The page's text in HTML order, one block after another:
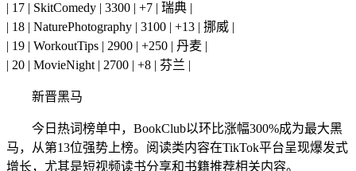
| 17 | SkitComedy | 3300 | +7 | 瑞典 |
| 18 | NaturePhotography | 3100 | +13 | 挪威 |
| 19 | WorkoutTips | 2900 | +250 | 丹麦 |
| 20 | MovieNight | 2700 | +8 | 芬兰 |
新晋黑马
今日热词榜单中，BookClub以环比涨幅300%成为最大黑
马，从第13位强势上榜。阅读类内容在TikTok平台呈现爆发式
增长，尤其是短视频读书分享和书籍推荐相关内容。